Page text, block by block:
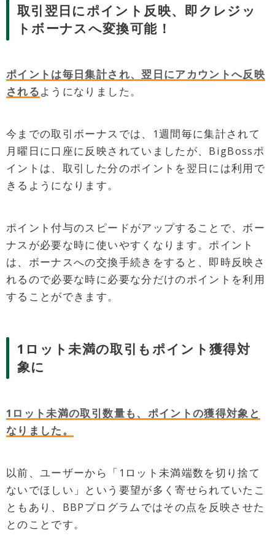
取引翌日にポイント反映、即クレジッ
トボーナスへ変換可能！
ポイントは毎日集計され、翌日にアカウントへ反映
されるようになりました。
今までの取引ボーナスでは、1週間毎に集計されて
月曜日に口座に反映されていましたが、BigBossポ
イントは、取引した分のポイントを翌日には利用で
きるようになります。
ポイント付与のスピードがアップすることで、ボー
ナスが必要な時に使いやすくなります。ポイント
は、ボーナスへの交換手続きをすると、即時反映さ
れるので必要な時に必要な分だけのポイントを利用
することができます。
1ロット未満の取引もポイント獲得対
象に
1ロット未満の取引数量も、ポイントの獲得対象と
なりました。
以前、ユーザーから「1ロット未満端数を切り捨て
ないでほしい」という要望が多く寄せられていたこ
ともあり、BBPプログラムではその点を反映させた
とのことです。